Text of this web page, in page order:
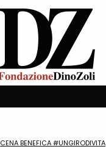
CENA BENEFICA #UNGIRODIVITA